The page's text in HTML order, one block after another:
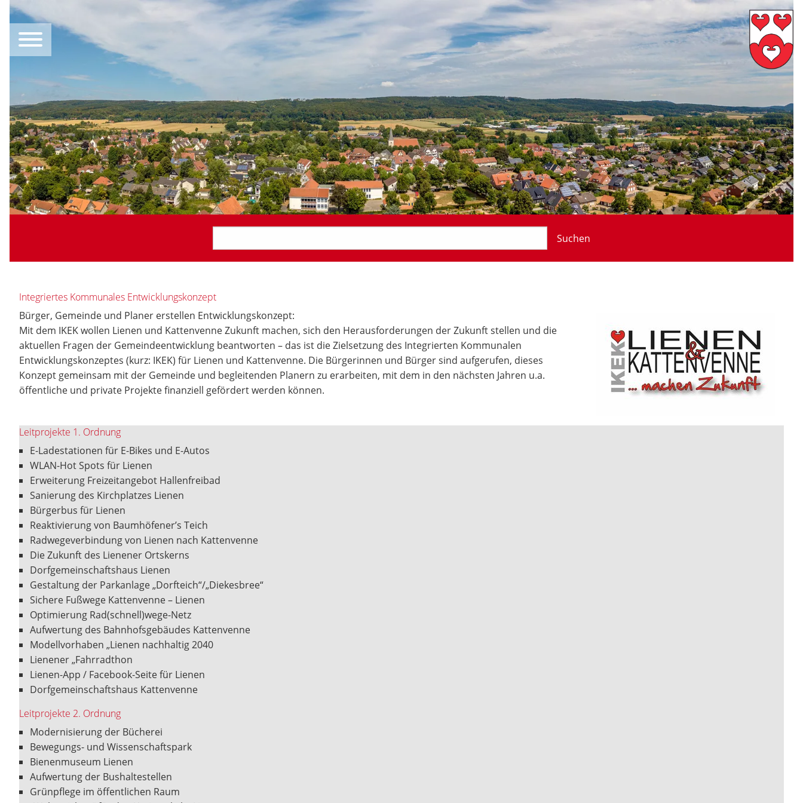
Suchen
Integriertes Kommunales Entwicklungskonzept
Bürger, Gemeinde und Planer erstellen Entwicklungskonzept:
Mit dem IKEK wollen Lienen und Kattenvenne Zukunft machen, sich den Herausforderungen der Zukunft stellen und die
aktuellen Fragen der Gemeindeentwicklung beantworten – das ist die Zielsetzung des Integrierten Kommunalen
Entwicklungskonzeptes (kurz: IKEK) für Lienen und Kattenvenne. Die Bürgerinnen und Bürger sind aufgerufen, dieses
Konzept gemeinsam mit der Gemeinde und begleitenden Planern zu erarbeiten, mit dem in den nächsten Jahren u.a.
öffentliche und private Projekte finanziell gefördert werden können.
Leitprojekte 1. Ordnung
E-Ladestationen für E-Bikes und E-Autos
WLAN-Hot Spots für Lienen
Erweiterung Freizeitangebot Hallenfreibad
Sanierung des Kirchplatzes Lienen
Bürgerbus für Lienen
Reaktivierung von Baumhöfener’s Teich
Radwegeverbindung von Lienen nach Kattenvenne
Die Zukunft des Lienener Ortskerns
Dorfgemeinschaftshaus Lienen
Gestaltung der Parkanlage „Dorfteich“/„Diekesbree“
Sichere Fußwege Kattenvenne – Lienen
Optimierung Rad(schnell)wege-Netz
Aufwertung des Bahnhofsgebäudes Kattenvenne
Modellvorhaben „Lienen nachhaltig 2040
Lienener „Fahrradthon
Lienen-App / Facebook-Seite für Lienen
Dorfgemeinschaftshaus Kattenvenne
Leitprojekte 2. Ordnung
Modernisierung der Bücherei
Bewegungs- und Wissenschaftspark
Bienenmuseum Lienen
Aufwertung der Bushaltestellen
Grünpflege im öffentlichen Raum